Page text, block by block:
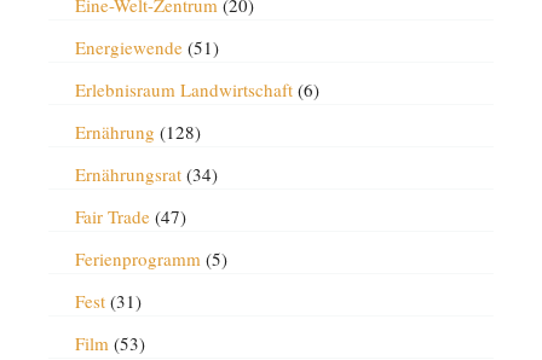
Eine-Welt-Zentrum(20)
Energiewende(51)
Erlebnisraum Landwirtschaft(6)
Ernährung (128)
Ernährungsrat(34)
Fair Trade(47)
Ferienprogramm(5)
Fest(31)
Film(53)